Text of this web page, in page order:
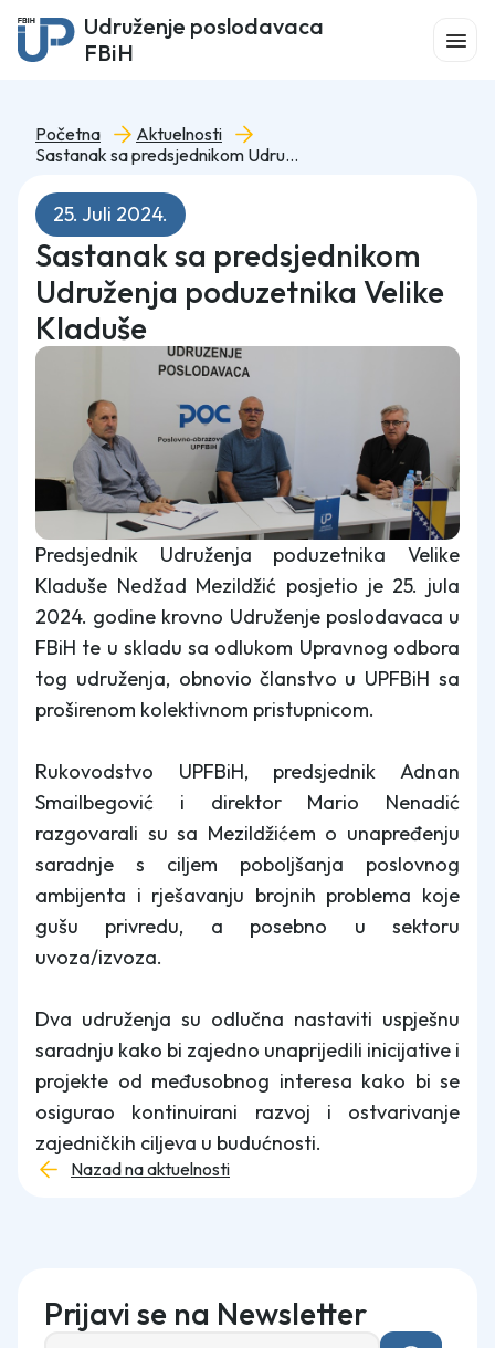
Udruženje poslodavaca
FBiH
Početna
Aktuelnosti
Sastanak sa predsjednikom Udruženja poduzetnika Velike Kladuše
25. Juli 2024.
Sastanak sa predsjednikom
Udruženja poduzetnika Velike
Kladuše
Predsjednik Udruženja poduzetnika Velike
Kladuše Nedžad Mezildžić posjetio je 25. jula
2024. godine krovno Udruženje poslodavaca u
FBiH te u skladu sa odlukom Upravnog odbora
tog udruženja, obnovio članstvo u UPFBiH sa
proširenom kolektivnom pristupnicom.
Rukovodstvo UPFBiH, predsjednik Adnan
Smailbegović i direktor Mario Nenadić
razgovarali su sa Mezildžićem o unapređenju
saradnje s ciljem poboljšanja poslovnog
ambijenta i rješavanju brojnih problema koje
gušu privredu, a posebno u sektoru
uvoza/izvoza.
Dva udruženja su odlučna nastaviti uspješnu
saradnju kako bi zajedno unaprijedili inicijative i
projekte od međusobnog interesa kako bi se
osigurao kontinuirani razvoj i ostvarivanje
zajedničkih ciljeva u budućnosti.
Nazad na aktuelnosti
Prijavi se na Newsletter